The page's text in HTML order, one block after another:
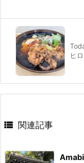
ヒ
 関連記事